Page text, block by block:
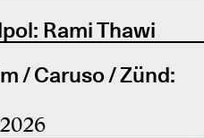
Rami Thawi
/ Caruso / Zünd: